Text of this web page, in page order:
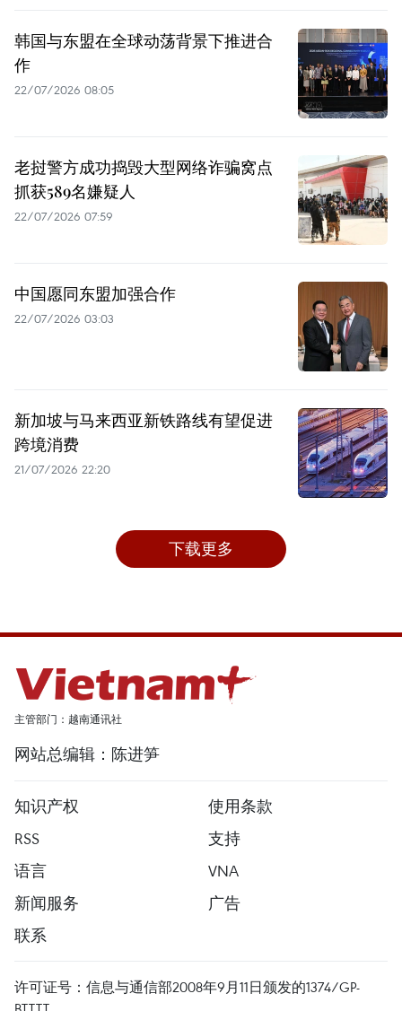
韩国与东盟在全球动荡背景下推进合
作
22/07/2026 08:05
老挝警方成功捣毁大型网络诈骗窝点
抓获589名嫌疑人
22/07/2026 07:59
中国愿同东盟加强合作
22/07/2026 03:03
新加坡与马来西亚新铁路线有望促进
跨境消费
21/07/2026 22:20
下载更多
主管部门：越南通讯社
网站总编辑：陈进笋
知识产权
使用条款
RSS
支持
语言
VNA
新闻服务
广告
联系
许可证号：信息与通信部2008年9月11日颁发的1374/GP-